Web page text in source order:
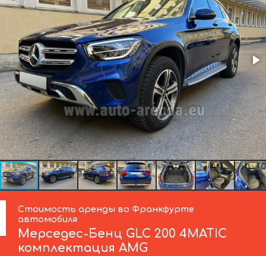
Стоимость аренды во Франкфурте
автомобиля
Мерседес-Бенц GLC 200 4MATIC
комплектация AMG